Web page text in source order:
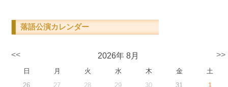
落語公演カレンダー
<< 2026年 8月 >>
日 月 火 水 木 金
土
26
27 28 29 30 31
1